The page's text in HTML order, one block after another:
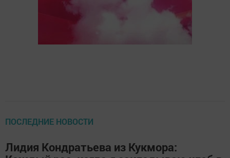
ПОСЛЕДНИЕ НОВОСТИ
Лидия Кондратьева из Кукмора: